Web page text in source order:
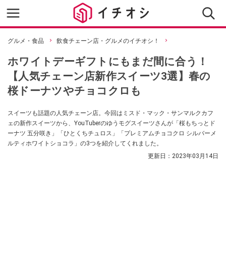
グルメ・食品 飲食チェーン店・グルメのイチオシ！
ホワイトデーギフトにもまだ間に合う！
【人気チェーン店新作スイーツ3選】春の
桜ドーナツやチョコクロも
スイーツも話題の人気チェーン店。今回はミスド・マック・サンマルクカフ
ェの新作スイーツから、YouTuberのゆうモグスイーツさんが「桜もちっとド
ーナツ 五分咲き」「ひとくちチュロス」「プレミアムチョコクロ シルバーメ
ルティホワイトショコラ」の3つを紹介してくれました。
更新日： 2023年03月14日